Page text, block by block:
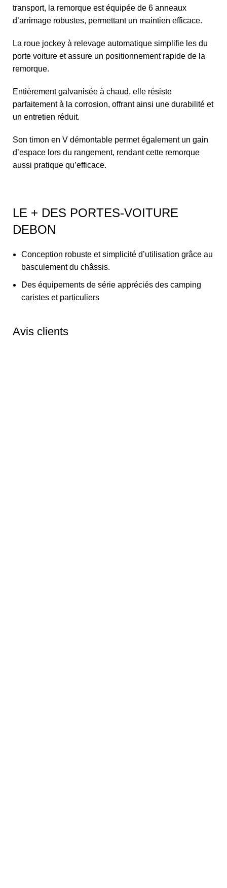
transport, la remorque est équipée de 6 anneaux
d’arrimage robustes, permettant un maintien efficace.
La roue jockey à relevage automatique simplifie les du
porte voiture et assure un positionnement rapide de la
remorque.
Entièrement galvanisée à chaud, elle résiste
parfaitement à la corrosion, offrant ainsi une durabilité et
un entretien réduit.
Son timon en V démontable permet également un gain
d’espace lors du rangement, rendant cette remorque
aussi pratique qu’efficace.
LE + DES PORTES-VOITURE
DEBON
Conception robuste et simplicité d’utilisation grâce au
basculement du châssis.
Des équipements de série appréciés des camping
caristes et particuliers
Avis clients